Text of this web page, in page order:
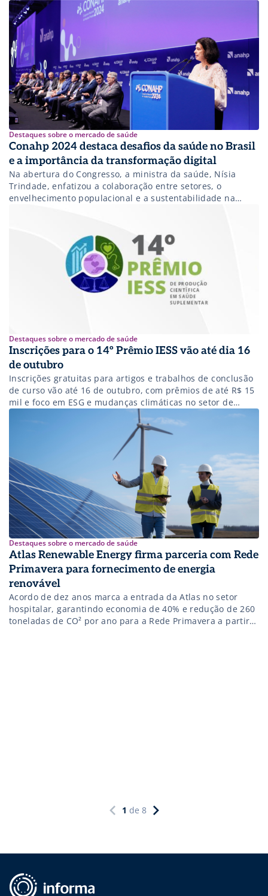
Destaques sobre o mercado de saúde
Conahp 2024 destaca desafios da saúde no Brasil
e a importância da transformação digital
Na abertura do Congresso, a ministra da saúde, Nísia
Trindade, enfatizou a colaboração entre setores, o
envelhecimento populacional e a sustentabilidade na
Destaques sobre o mercado de saúde
Inscrições para o 14º Prêmio IESS vão até dia 16
de outubro
Inscrições gratuitas para artigos e trabalhos de conclusão
de curso vão até 16 de outubro, com prêmios de até R$ 15
mil e foco em ESG e mudanças climáticas no setor de
Destaques sobre o mercado de saúde
Atlas Renewable Energy firma parceria com Rede
Primavera para fornecimento de energia
renovável
Acordo de dez anos marca a entrada da Atlas no setor
hospitalar, garantindo economia de 40% e redução de 260
toneladas de CO² por ano para a Rede Primavera a partir
1 de 8